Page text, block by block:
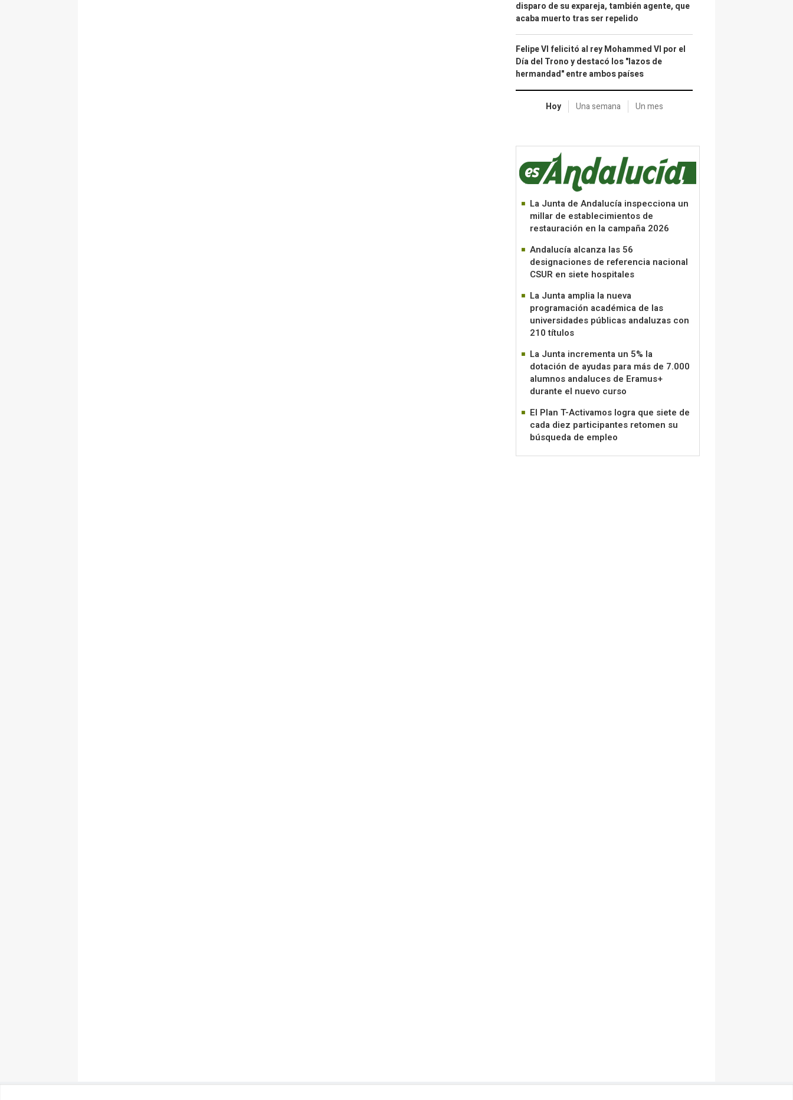
disparo de su expareja, también agente, que
acaba muerto tras ser repelido
Felipe VI felicitó al rey Mohammed VI por el
Día del Trono y destacó los "lazos de
hermandad" entre ambos países
Hoy Una semana Un mes
La Junta de Andalucía inspecciona un
millar de establecimientos de
restauración en la campaña 2026
Andalucía alcanza las 56
designaciones de referencia nacional
CSUR en siete hospitales
La Junta amplia la nueva
programación académica de las
universidades públicas andaluzas con
210 títulos
La Junta incrementa un 5% la
dotación de ayudas para más de 7.000
alumnos andaluces de Eramus+
durante el nuevo curso
El Plan T-Activamos logra que siete de
cada diez participantes retomen su
búsqueda de empleo